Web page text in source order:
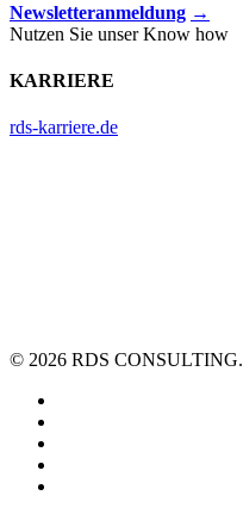
Newsletteranmeldung →
Nutzen Sie unser Know how
KARRIERE
rds-karriere.de
© 2026 RDS CONSULTING.